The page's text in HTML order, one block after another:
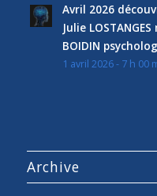
Avril 2026
Julie
BOIDIN
1 avril 2026 - 7 h 00
Archive